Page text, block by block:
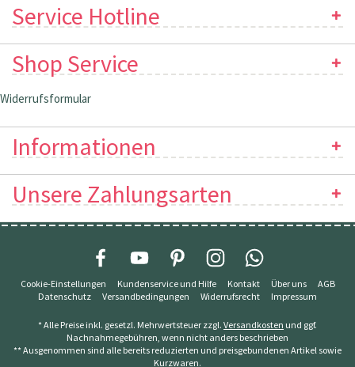
Service Hotline
Shop Service
Widerrufsformular
Informationen
Unsere Zahlungsarten
Cookie-Einstellungen Kundenservice und Hilfe Kontakt Über uns
AGB
Datenschutz
Versandbedingungen Widerrufsrecht Impressum
* Alle Preise inkl. gesetzl. Mehrwertsteuer zzgl. Versandkosten und ggf.
Nachnahmegebühren, wenn nicht anders beschrieben
** Ausgenommen sind alle bereits reduzierten und preisgebundenen Artikel sowie
Kurzwaren.